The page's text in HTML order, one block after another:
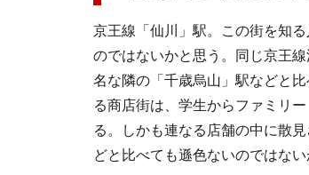
京王線「仙川」駅。この街を知
のではないかと思う。同じ京王
名な隣の「千歳烏山」駅などと
る商店街は、学生からファミリ
る。しかも連なる店舗の中に散
どと比べても遜色ないのではない